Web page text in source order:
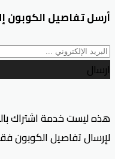
أرسل تفاصيل الكوبون
ارسال
هذه ليست خدمة اشتراك
لإرسال تفاصيل الكوبون